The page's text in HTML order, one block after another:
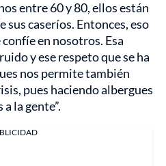
entre 60 y 80, ellos están
sus caseríos. Entonces, eso
en nosotros. Esa
y ese respeto que se ha
nos permite también
pues haciendo albergues
la gente”.